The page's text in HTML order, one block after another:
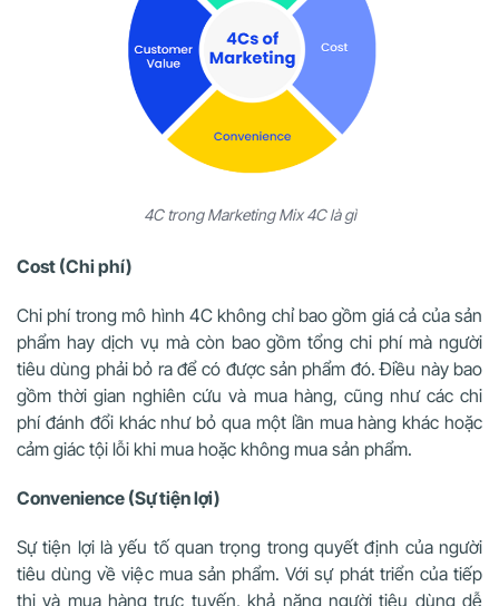
4C trong Marketing Mix 4C là gì
Cost (Chi phí)
Chi phí trong mô hình 4C không chỉ bao gồm giá cả của sản
phẩm hay dịch vụ mà còn bao gồm tổng chi phí mà người
tiêu dùng phải bỏ ra để có được sản phẩm đó. Điều này bao
gồm thời gian nghiên cứu và mua hàng, cũng như các chi
phí đánh đổi khác như bỏ qua một lần mua hàng khác hoặc
cảm giác tội lỗi khi mua hoặc không mua sản phẩm.
Convenience (Sự tiện lợi)
Sự tiện lợi là yếu tố quan trọng trong quyết định của người
tiêu dùng về việc mua sản phẩm. Với sự phát triển của tiếp
thị và mua hàng trực tuyến, khả năng người tiêu dùng dễ